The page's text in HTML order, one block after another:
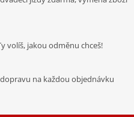
volíš, jakou odměnu chceš!
dopravu na každou objednávku